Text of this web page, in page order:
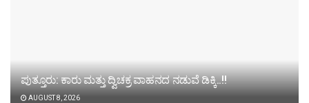
ಪುತ್ತೂರು: ಕಾರು ಮತ್ತು ದ್ವಿಚಕ್ರ ವಾಹನದ ನಡುವೆ ಡಿಕ್ಕಿ..!!
AUGUST 8, 2026